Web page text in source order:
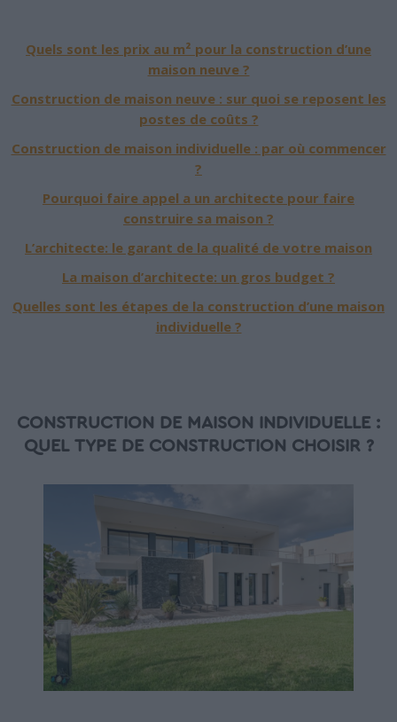
Quels sont les prix au m² pour la construction d’une
maison neuve ?
Construction de maison neuve : sur quoi se reposent les
postes de coûts ?
Construction de maison individuelle : par où commencer
?
Pourquoi faire appel a un architecte pour faire
construire sa maison ?
L’architecte: le garant de la qualité de votre maison
La maison d’architecte: un gros budget ?
Quelles sont les étapes de la construction d’une maison
individuelle ?
CONSTRUCTION DE MAISON INDIVIDUELLE :
QUEL TYPE DE CONSTRUCTION CHOISIR ?